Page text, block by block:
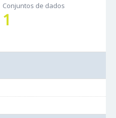
Conjuntos de dados
1